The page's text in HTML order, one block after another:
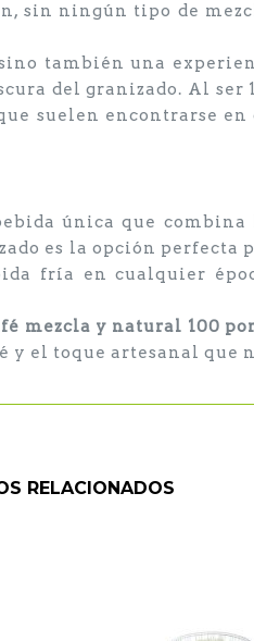
sin ningún tipo de
también una
del granizado. Al ser
suelen encontrarse en
única que
es la opción perfecta
fría en cualquier
mezcla y natural 100
y el toque artesanal que
RELACIONADOS